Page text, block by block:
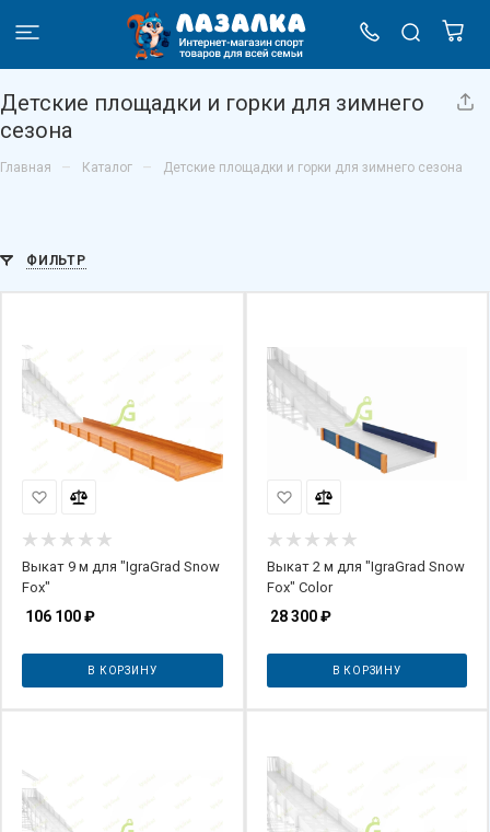
Детские площадки и горки для зимнего
сезона
Главная – Каталог – Детские площадки и горки для зимнего сезона
ФИЛЬТР
Выкат 9 м для "IgraGrad Snow
Fox"
106 100₽
В КОРЗИНУ
Выкат 2 м для "IgraGrad Snow
Fox" Color
28 300₽
В КОРЗИНУ